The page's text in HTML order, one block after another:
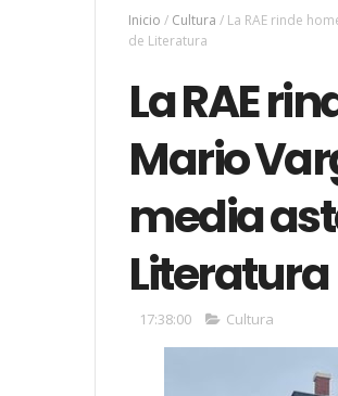
Inicio / Cultura / La RAE rinde
de Literatura
La RAE
Mario
media
Literatura
17:38:00 Cultura